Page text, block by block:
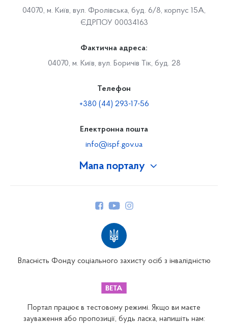
Мапа порталу
Закарпатське відділення
04070, м. Київ, вул. Фролівська, буд. 6/8, корпус 15А,
ЄДРПОУ 00034163
Фактична адреса:
04070, м. Київ, вул. Боричів Тік, буд. 28
Телефон
+380 (44) 293-17-56
Електронна пошта
info@ispf.gov.ua
Власність Фонду соціального захисту осіб з інвалідністю
Портал працює в тестовому режимі. Якщо ви маєте
зауваження або пропозиції, будь ласка, напишіть нам: